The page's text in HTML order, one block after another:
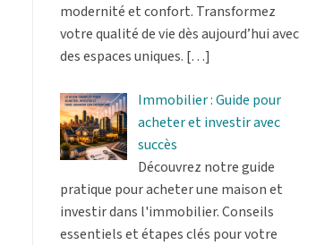
modernité et confort. Transformez
votre qualité de vie dès aujourd’hui avec
des espaces uniques. […]
Immobilier : Guide pour
acheter et investir avec
succès
Découvrez notre guide
pratique pour acheter une maison et
investir dans l'immobilier. Conseils
essentiels et étapes clés pour votre